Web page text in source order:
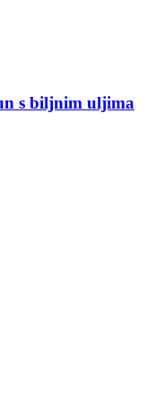
s biljnim uljima